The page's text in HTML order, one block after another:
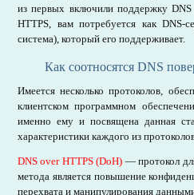
из первых включили поддержку
HTTPS, вам потребуется как DNS-
система), который его поддерживает.
Как соотносятся DNS
Имеется несколько протоколов,
клиентском программном
именно ему и посвящена данная
характеристики каждого из
DNS over HTTPS (DoH) — протокол
метода является повышение
перехвата и манипулирования